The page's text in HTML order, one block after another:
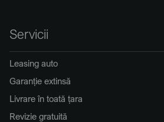
Servicii
Leasing auto
Garanție extinsă
Livrare în toată țara
Revizie gratuită